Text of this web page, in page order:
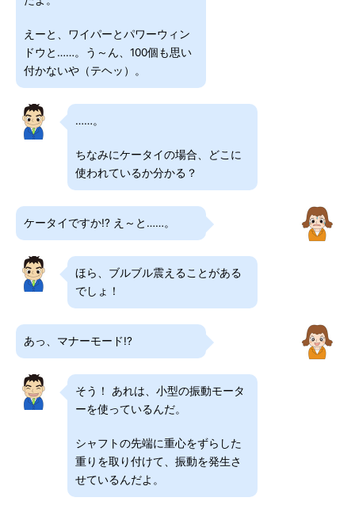
えーと、ワイパーとパワーウィン
ドウと……。う～ん、100個も思い
付かないや（テヘッ）。
……。
ちなみにケータイの場合、どこに
使われているか分かる？
ケータイですか!? え～と……。
ほら、ブルブル震えることがある
でしょ！
あっ、マナーモード!?
そう！ あれは、小型の振動モータ
ーを使っているんだ。
シャフトの先端に重心をずらした
重りを取り付けて、振動を発生さ
せているんだよ。